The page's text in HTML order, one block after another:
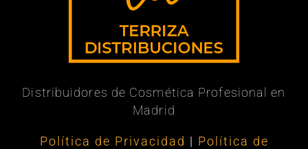
Distribuidores de Cosmética Profesional en
Madrid
Política de Privacidad | Política de